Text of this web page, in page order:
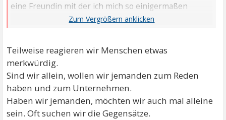
eine Freundin mit der ich mich so einigermaßen
verstehe, aber das wars.
Teilweise reagieren wir Menschen etwas
merkwürdig.
Sind wir allein, wollen wir jemanden zum Reden
haben und zum Unternehmen.
Haben wir jemanden, möchten wir auch mal alleine
sein. Oft suchen wir die Gegensätze.